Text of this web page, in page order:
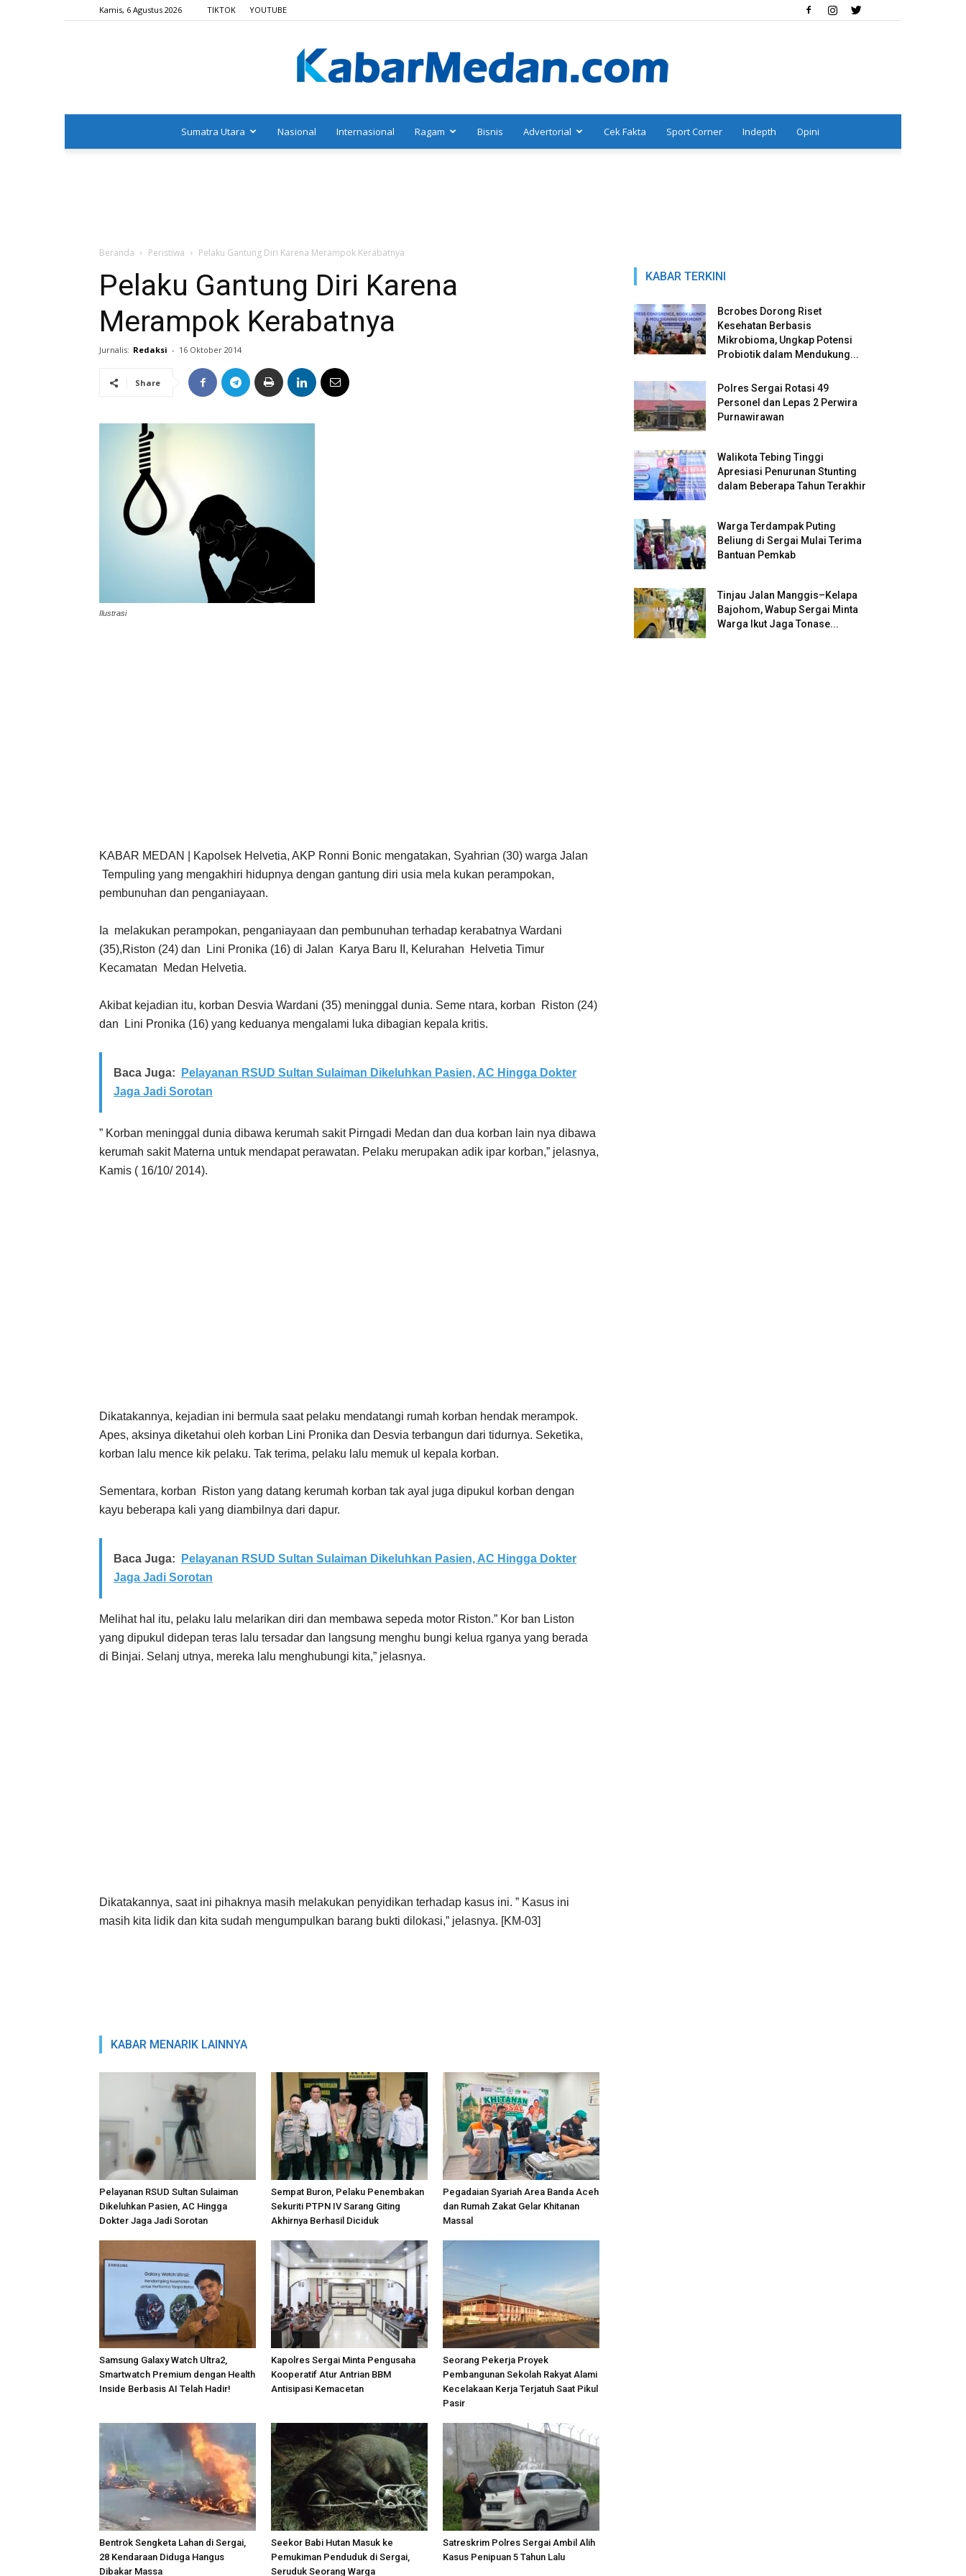
Kamis, 6 Agustus 2026 TIKTOK YOUTUBE
Sumatra Utara Nasional Internasional Ragam Bisnis Advertorial Cek Fakta Sport Corner Indepth Opini
Beranda Peristiwa Pelaku Gantung Diri Karena Merampok Kerabatnya
Pelaku Gantung Diri Karena
Merampok Kerabatnya
Jurnalis: Redaksi - 16 Oktober 2014
Share
Ilustrasi
KABAR MEDAN | Kapolsek Helvetia, AKP Ronni Bonic mengatakan, Syahrian (30) warga Jalan
Tempuling yang mengakhiri hidupnya dengan gantung diri usia mela kukan perampokan,
pembunuhan dan penganiayaan.
Ia melakukan perampokan, penganiayaan dan pembunuhan terhadap kerabatnya Wardani
(35),Riston (24) dan Lini Pronika (16) di Jalan Karya Baru II, Kelurahan Helvetia Timur
Kecamatan Medan Helvetia.
Akibat kejadian itu, korban Desvia Wardani (35) meninggal dunia. Seme ntara, korban Riston (24)
dan Lini Pronika (16) yang keduanya mengalami luka dibagian kepala kritis.
Baca Juga:
Pelayanan RSUD Sultan Sulaiman Dikeluhkan Pasien, AC Hingga Dokter
Jaga Jadi Sorotan
” Korban meninggal dunia dibawa kerumah sakit Pirngadi Medan dan dua korban lain nya dibawa
kerumah sakit Materna untuk mendapat perawatan. Pelaku merupakan adik ipar korban,” jelasnya,
Kamis ( 16/10/ 2014).
Dikatakannya, kejadian ini bermula saat pelaku mendatangi rumah korban hendak merampok.
Apes, aksinya diketahui oleh korban Lini Pronika dan Desvia terbangun dari tidurnya. Seketika,
korban lalu mence kik pelaku. Tak terima, pelaku lalu memuk ul kepala korban.
Sementara, korban Riston yang datang kerumah korban tak ayal juga dipukul korban dengan
kayu beberapa kali yang diambilnya dari dapur.
Baca Juga:
Pelayanan RSUD Sultan Sulaiman Dikeluhkan Pasien, AC Hingga Dokter
Jaga Jadi Sorotan
Melihat hal itu, pelaku lalu melarikan diri dan membawa sepeda motor Riston.” Kor ban Liston
yang dipukul didepan teras lalu tersadar dan langsung menghu bungi kelua rganya yang berada
di Binjai. Selanj utnya, mereka lalu menghubungi kita,” jelasnya.
Dikatakannya, saat ini pihaknya masih melakukan penyidikan terhadap kasus ini. ” Kasus ini
masih kita lidik dan kita sudah mengumpulkan barang bukti dilokasi,” jelasnya. [KM-03]
KABAR MENARIK LAINNYA
Pelayanan RSUD Sultan Sulaiman
Dikeluhkan Pasien, AC Hingga
Dokter Jaga Jadi Sorotan
Sempat Buron, Pelaku Penembakan
Sekuriti PTPN IV Sarang Giting
Akhirnya Berhasil Diciduk
Pegadaian Syariah Area Banda Aceh
dan Rumah Zakat Gelar Khitanan
Massal
Samsung Galaxy Watch Ultra2,
Smartwatch Premium dengan Health
Inside Berbasis AI Telah Hadir!
Kapolres Sergai Minta Pengusaha
Kooperatif Atur Antrian BBM
Antisipasi Kemacetan
Seorang Pekerja Proyek
Pembangunan Sekolah Rakyat Alami
Kecelakaan Kerja Terjatuh Saat Pikul
Pasir
Bentrok Sengketa Lahan di Sergai,
28 Kendaraan Diduga Hangus
Dibakar Massa
Seekor Babi Hutan Masuk ke
Pemukiman Penduduk di Sergai,
Seruduk Seorang Warga
Satreskrim Polres Sergai Ambil Alih
Kasus Penipuan 5 Tahun Lalu
KABAR TERKINI
Bcrobes Dorong Riset
Kesehatan Berbasis
Mikrobioma, Ungkap Potensi
Probiotik dalam Mendukung...
Polres Sergai Rotasi 49
Personel dan Lepas 2 Perwira
Purnawirawan
Walikota Tebing Tinggi
Apresiasi Penurunan Stunting
dalam Beberapa Tahun Terakhir
Warga Terdampak Puting
Beliung di Sergai Mulai Terima
Bantuan Pemkab
Tinjau Jalan Manggis–Kelapa
Bajohom, Wabup Sergai Minta
Warga Ikut Jaga Tonase...